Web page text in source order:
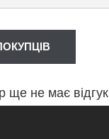
ще не має